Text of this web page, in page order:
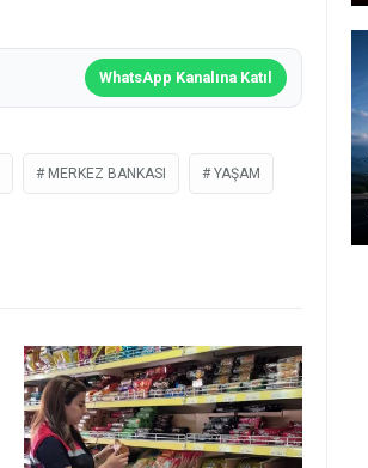
WhatsApp Kanalına Katıl
MERKEZ BANKASI YAŞAM